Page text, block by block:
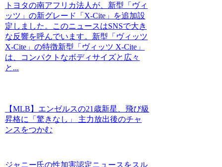
トヨタの南アフリカ法人が、新型「ヴィ
ッツ」の新グレード「X-Cite」を追加設
定しました。このニュースはSNSで大き
な反響を呼んでいます。新型「ヴィッツ
X-Cite」の特徴新型「ヴィッツ X-Cite」
は、コンパクトなボディサイズと広々
と...
【MLB】エンゼルスの21歳新星、飛び級
昇格に「驚きなし」 主力放出後のチャ
ンスをつかむ
ジャニー氏の性加害認定ニュースをスル